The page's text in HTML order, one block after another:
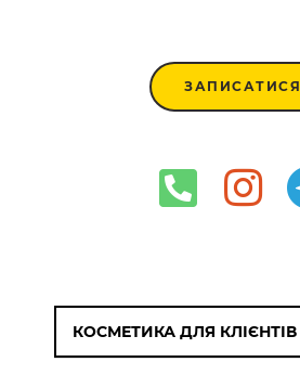
ЗАПИСАТИСЯ
КОСМЕТИКА ДЛЯ КЛІЄНТІВ